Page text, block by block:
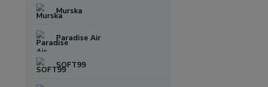
Murska
Paradise Air
SOFT99